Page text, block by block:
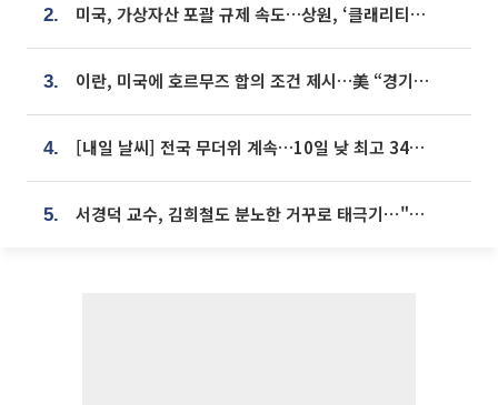
2. 미국, 가상자산 포괄 규제 속도…상원, ‘클래리티법’ 9월 절차투표 추진
3. 이란, 미국에 호르무즈 합의 조건 제시…美 “경기 아직 안 끝나” [종합]
4. [내일 날씨] 전국 무더위 계속…10일 낮 최고 34도 육박
5. 서경덕 교수, 김희철도 분노한 거꾸로 태극기⋯"엉터리는 아냐, 아쉬울 뿐"